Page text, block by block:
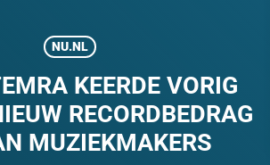
NU.NL
KEERDE VORIG
RECORDBEDRAG
MUZIEKMAKERS